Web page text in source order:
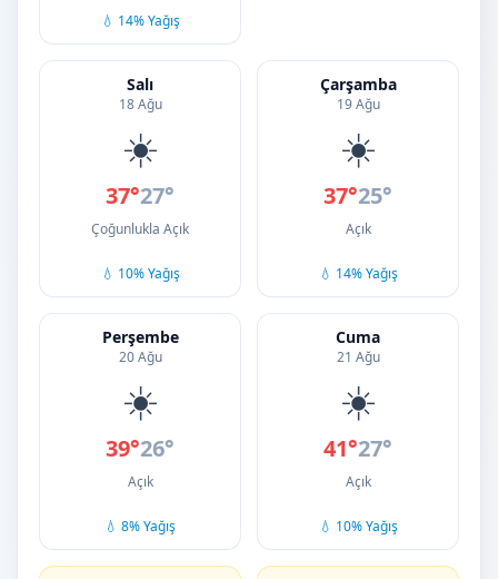
💧 14% Yağış
Salı
18 Ağu
☀️
37°27°
Çoğunlukla Açık
💧 10% Yağış
Çarşamba
19 Ağu
☀️
37°25°
Açık
💧 14% Yağış
Perşembe
20 Ağu
☀️
39°26°
Açık
💧 8% Yağış
Cuma
21 Ağu
☀️
41°27°
Açık
💧 10% Yağış